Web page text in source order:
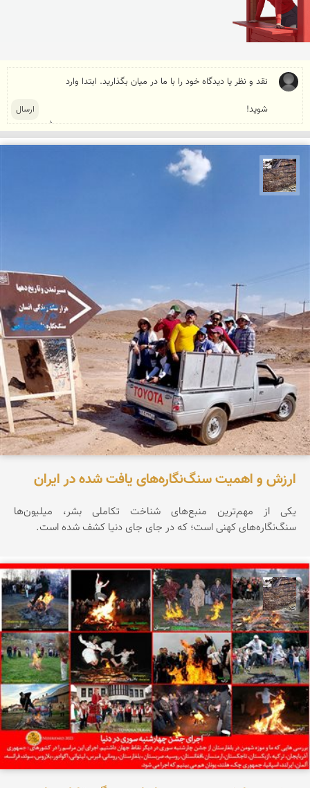
محمد ناصری فرد
ارزش و اهمیت سنگ‌نگاره‌های یافت شده در ایران
یکی از مهم‌ترین منبع‌های شناخت تکاملی بشر، میلیون‌ها
سنگ‌نگاره‌های کهنی است؛ که در جای جای دنیا کشف شده است.
محمد ناصری فرد